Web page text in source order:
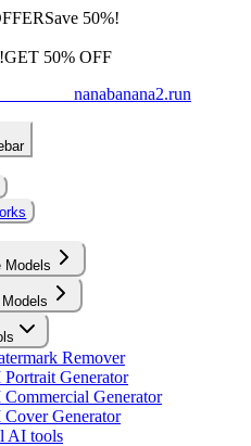
Save 50%!
GET 50% OFF
nanabanana2.run
Models
Remover
Generator
Generator
Generator
AI tools